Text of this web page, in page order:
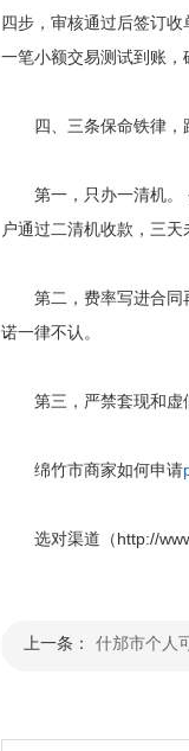
四步，审核通过后签订
一笔小额交易测试到账，
四、三条保命铁律，
第一，只办一清机。
户通过二清机收款，三天
第二，费率写进合同再
诺一律不认。
第三，严禁套现和虚假
绵竹市商家如何申请
选对渠道（http://
上一条： 什邡市个人